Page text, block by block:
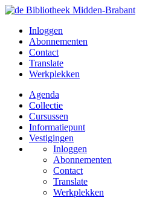
Inloggen
Abonnementen
Contact
Translate
Werkplekken
Agenda
Collectie
Cursussen
Informatiepunt
Vestigingen
Inloggen
Abonnementen
Contact
Translate
Werkplekken